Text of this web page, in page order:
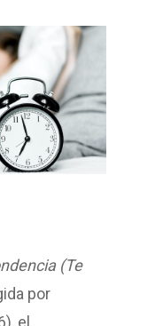
(Te
por
el